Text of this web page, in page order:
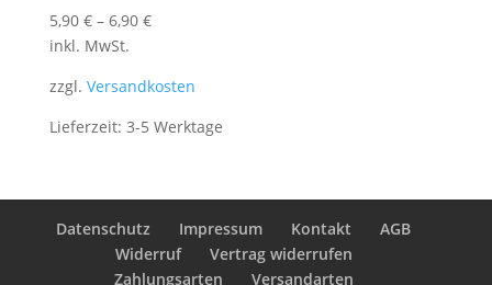
5,90 €– 6,90 €
inkl. MwSt.
zzgl. Versandkosten
Lieferzeit: 3-5 Werktage
Datenschutz Impressum Kontakt
AGB
Widerruf
Vertrag widerrufen
Zahlungsarten
Versandarten